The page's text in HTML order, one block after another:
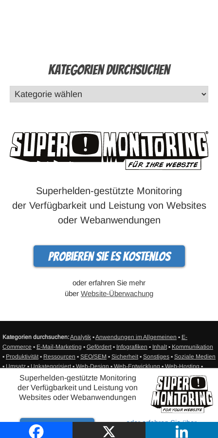
Kategorien durchsuchen
Superhelden-gestützte Monitoring
der Verfügbarkeit und Leistung von Websites
oder Webanwendungen
Probieren Sie es kostenlos
oder erfahren Sie mehr
über Website-Überwachung
Superhelden-gestützte Monitoring
der Verfügbarkeit und Leistung von
Websites oder Webanwendungen
Probieren
oder erfahren Sie über
Website-Überwachung
Kategorien durchsuchen:Analytik ▪Anwendungen im Allgemeinen ▪ E-
Commerce ▪ E-Mail-Marketing ▪ Gefördert▪ Infografiken ▪ Inhalt▪ Kommunikation
▪ Produktivität▪ Ressourcen ▪ SEO/SEM ▪ Sicherheit▪ Sonstiges ▪ Soziale Medien
▪Umsatz▪Unkategorisiert▪Web-Design▪Web-Entwicklung▪Web-Hosting▪
Website-Überwachung▪Sitemap
© Super Monitoring - Website Verfügbarkeitsüberwachung - SITEIMPULSE ®
Datenschutzerklärung|Kontakt